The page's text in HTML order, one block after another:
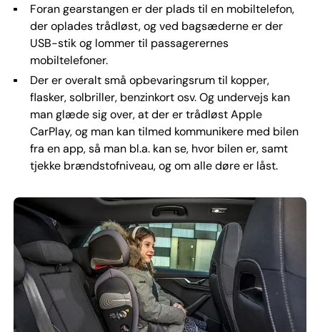
Foran gearstangen er der plads til en mobiltelefon,
der oplades trådløst, og ved bagsæderne er der
USB-stik og lommer til passagerernes
mobiltelefoner.
Der er overalt små opbevaringsrum til kopper,
flasker, solbriller, benzinkort osv. Og undervejs kan
man glæde sig over, at der er trådløst Apple
CarPlay, og man kan tilmed kommunikere med bilen
fra en app, så man bl.a. kan se, hvor bilen er, samt
tjekke brændstofniveau, og om alle døre er låst.